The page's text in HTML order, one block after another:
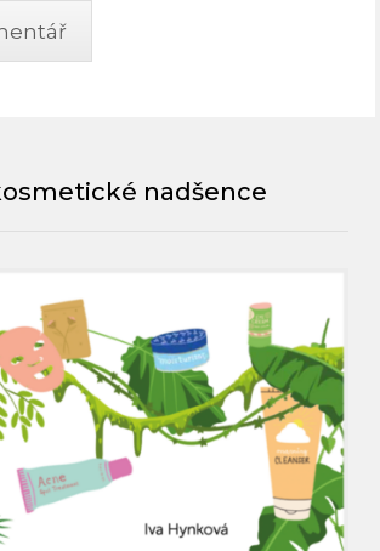
nadšence